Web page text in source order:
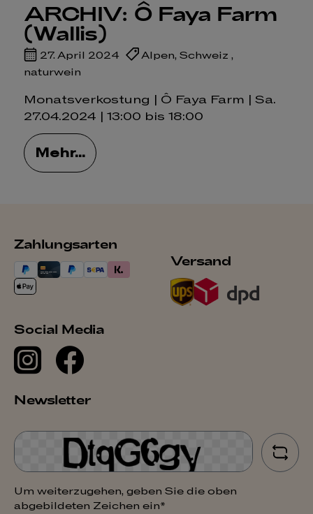
ARCHIV: Ô Faya Farm
(Wallis)
27. April 2024 Alpen, Schweiz ,
naturwein
Monatsverkostung | Ô Faya Farm | Sa.
27.04.2024 | 13:00 bis 18:00
Mehr...
Zahlungsarten
Versand
Social Media
Newsletter
Um weiterzugehen, geben Sie die oben
abgebildeten Zeichen ein*